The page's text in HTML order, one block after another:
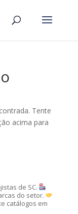
Tente
acima para
de SC.
do setor.
catálogos em